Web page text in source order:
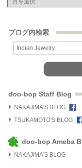
ブログ内検索
doo-bop Staff Blog
NAKAJIMA'S BLOG
TSUKAMOTO'S BLOG
doo-bop Ameba
NAKAJIMA'S BLOG